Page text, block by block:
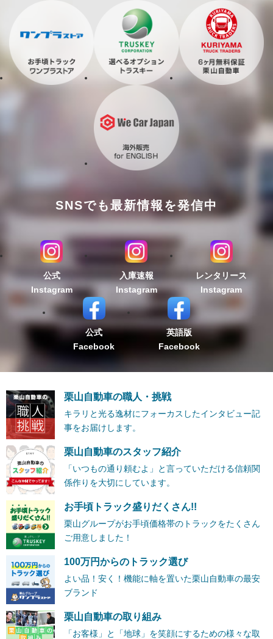
SNSでも最新情報を発信中
公式
Instagram
入庫速報
Instagram
レンタリース
Instagram
公式
Facebook
英語版
Facebook
栗山自動車の職人・挑戦
キラリと光る逸材にフォーカスしたインタビュー記
事をお届けします。
栗山自動車のスタッフ紹介
「いつもの通り頼むよ」と言っていただける信頼関
係作りを大切にしています。
お手頃トラック盛りだくさん!!
栗山グループがお手頃価格帯のトラックをたくさん
ご用意しました！
100万円からのトラック選び
よい品！安く！機能に軸を置いた栗山自動車の最安
ブランド
栗山自動車の取り組み
「お客様」と「地球」を笑顔にするための様々な取